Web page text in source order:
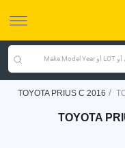
/
TOYOTA PRIUS C 2016
TOYOTA